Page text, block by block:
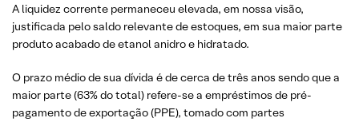
A liquidez corrente permaneceu elevada, em nossa visão,
justificada pelo saldo relevante de estoques, em sua maior parte
produto acabado de etanol anidro e hidratado.
O prazo médio de sua dívida é de cerca de três anos sendo que a
maior parte (63% do total) refere-se a empréstimos de pré-
pagamento de exportação (PPE), tomado com partes